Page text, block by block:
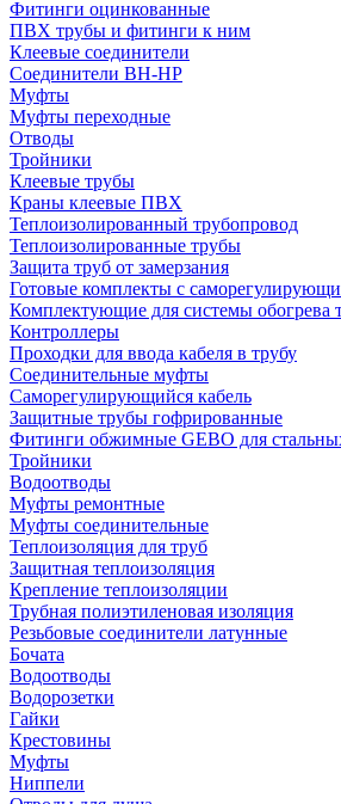
Фитинги оцинкованные
ПВХ трубы и фитинги к ним
Клеевые соединители
Соединители ВН-НР
Муфты
Муфты переходные
Отводы
Тройники
Клеевые трубы
Краны клеевые ПВХ
Теплоизолированный трубопровод
Теплоизолированные трубы
Защита труб от замерзания
Готовые комплекты с
Комплектующие для системы обогрева
Контроллеры
Проходки для ввода кабеля в трубу
Соединительные муфты
Саморегулирующийся кабель
Защитные трубы гофрированные
Фитинги обжимные GEBO для
Тройники
Водоотводы
Муфты ремонтные
Муфты соединительные
Теплоизоляция для труб
Защитная теплоизоляция
Крепление теплоизоляции
Трубная полиэтиленовая изоляция
Резьбовые соединители латунные
Бочата
Водоотводы
Водорозетки
Гайки
Крестовины
Муфты
Ниппели